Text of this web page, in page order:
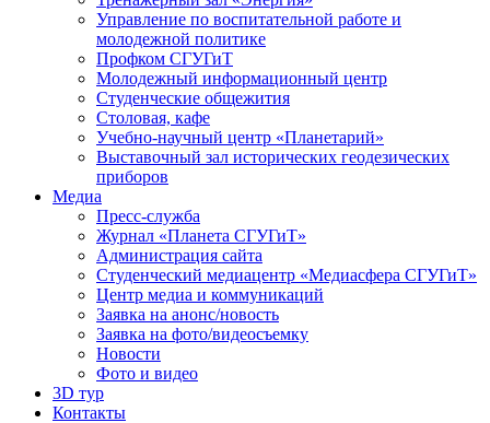
Управление по воспитательной работе и
молодежной политике
Профком СГУГиТ
Молодежный информационный центр
Студенческие общежития
Столовая, кафе
Учебно-научный центр «Планетарий»
Выставочный зал исторических геодезических
приборов
Медиа
Пресс-служба
Журнал «Планета СГУГиТ»
Администрация сайта
Студенческий медиацентр «Медиасфера СГУГиТ»
Центр медиа и коммуникаций
Заявка на анонс/новость
Заявка на фото/видеосъемку
Новости
Фото и видео
3D тур
Контакты